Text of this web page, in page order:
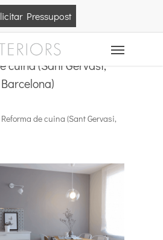
Pressupost
Menu
cuina (Sant Gervasi,
Barcelona)
Reforma de cuina (Sant Gervasi,